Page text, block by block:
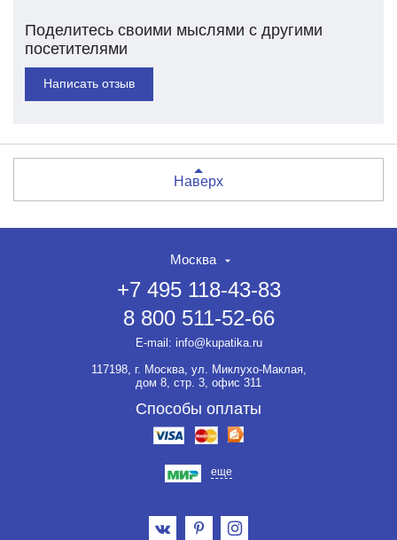
Поделитесь своими мыслями с другими
посетителями
Написать отзыв
Наверх
Москва
+7 495 118-43-83
8 800 511-52-66
E-mail: info@kupatika.ru
117198, г. Москва, ул. Миклухо-Маклая,
дом 8, стр. 3, офис 311
Способы оплаты
еще